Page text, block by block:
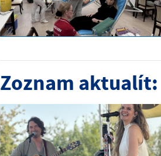
Zoznam aktualít: